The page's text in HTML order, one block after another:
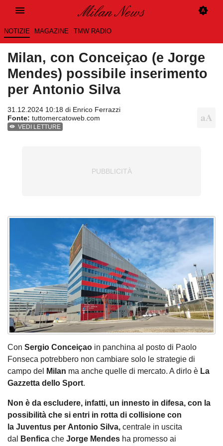
NOTIZIE MAGAZINE TMW RADIO
Milan, con Conceiçao (e Jorge
Mendes) possibile inserimento
per Antonio Silva
31.12.2024 10:18 di Enrico Ferrazzi
Fonte: tuttomercatoweb.com
VEDI LETTURE
Con Sergio Conceiçao in panchina al posto di Paolo
Fonseca potrebbero non cambiare solo le strategie di
campo del
Milan ma anche quelle di mercato. A dirlo è La
Gazzetta dello Sport.
Non è da escludere, infatti, un innesto in difesa, con la
possibilità che si entri in rotta di collisione con
la Juventus per Antonio Silva, centrale in uscita
dal
Benfica che Jorge Mendes ha promesso ai